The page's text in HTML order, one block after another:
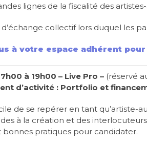
lignes de la fiscalité des
d’échange collectif lors duquel les
à votre espace adhérent
à 19h00 – Live Pro – (réservé
d’activité : Portfolio et
de se repérer en tant qu’artiste-
à la création et des
bonnes pratiques pour candidater.